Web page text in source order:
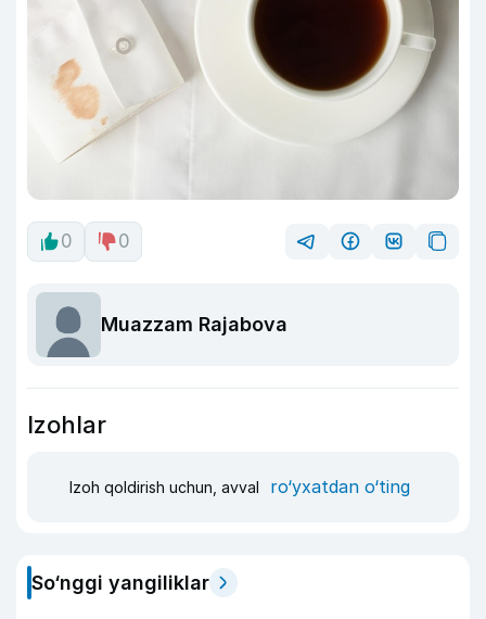
0 0
Muazzam Rajabova
Izohlar
Izoh qoldirish uchun, avval ro‘yxatdan o‘ting
So‘nggi yangiliklar